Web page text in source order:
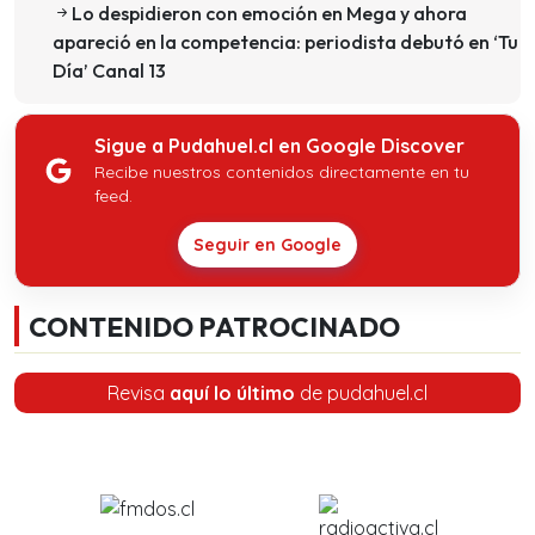
Lo despidieron con emoción en Mega y ahora
apareció en la competencia: periodista debutó en ‘Tu
Día’ Canal 13
Sigue a Pudahuel.cl en Google Discover
Recibe nuestros contenidos directamente en tu
feed.
Seguir en Google
CONTENIDO PATROCINADO
Revisa aquí lo último de pudahuel.cl